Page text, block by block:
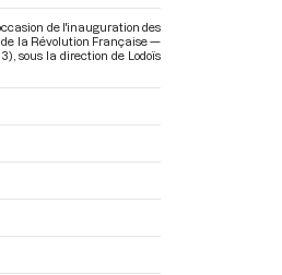
de l'inauguration des
de la Révolution Française —
, sous la direction de Lodoïs